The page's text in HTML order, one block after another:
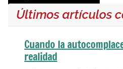
Últimos artículos
Cuando la
realidad